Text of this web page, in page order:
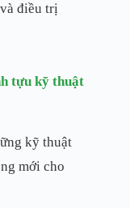
điều trị
tựu kỹ thuật
kỹ thuật
mới cho